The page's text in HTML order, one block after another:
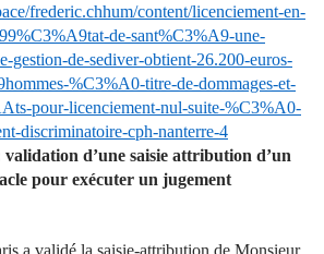
frederic.chhum/content/licenciement-en-
de-sant%C3%A9-une-
gestion-de-sediver-obtient-26.200-euros-
%C3%A0-titre-de-dommages-et-
pour-licenciement-nul-suite-%C3%A0-
discriminatoire-cph-nanterre-4
d’une saisie attribution d’un
pour exécuter un jugement
a validé la saisie-attribution de Monsieur